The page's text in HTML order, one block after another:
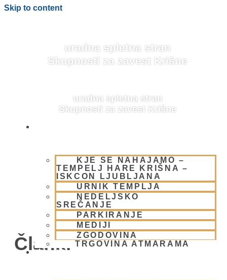
Skip to content
uradna spletna stran
Skupnosti za zavest Krišne
uradna spletna stran
Skupnosti za zavest Krišne
KJE SE NAHAJAMO –
TEMPELJ HARE KRIŠNA –
ISKCON LJUBLJANA
URNIK TEMPLJA
NEDELJSKO
SREČANJE
PARKIRANJE
MEDIJI
ZGODOVINA
TRGOVINA ATMARAMA
BHAKTI JOGA
BLOG
Članki